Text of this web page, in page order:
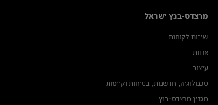
מרצדס-בנץ ישראל
שירות לקוחות
אודות
עיצוב
טכנולוגיה, חדשנות, בטיחות וקיימות
מגזין מרצדס-בנץ